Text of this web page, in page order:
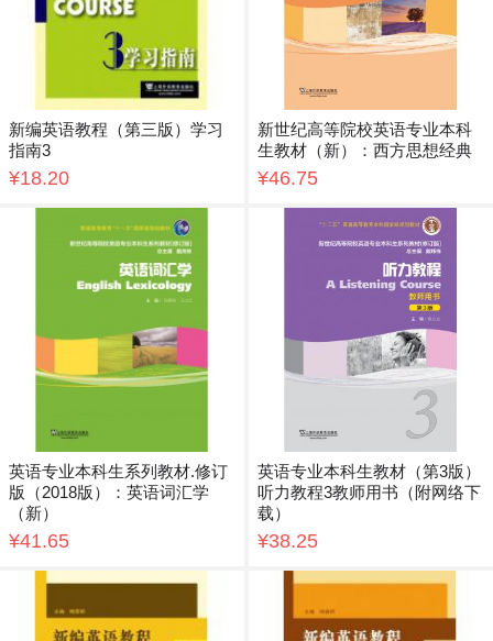
新编英语教程（第三版）学习
指南3
¥18.20
新世纪高等院校英语专业本科
生教材（新）：西方思想经典
¥46.75
英语专业本科生系列教材.修订
版（2018版）：英语词汇学
（新）
¥41.65
英语专业本科生教材（第3版）
听力教程3教师用书（附网络下
载）
¥38.25